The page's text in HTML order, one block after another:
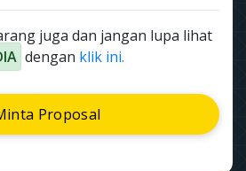
juga dan jangan lupa lihat
dengan klik ini.
Proposal